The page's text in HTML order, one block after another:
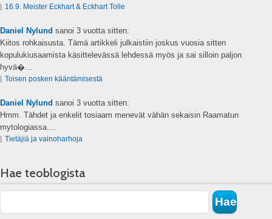
⌊ 16.9. Meister Eckhart & Eckhart Tolle
Daniel Nylund sanoi 3 vuotta sitten:
Kiitos rohkaisusta. Tämä artikkeli julkaistiin joskus vuosia sitten
kopulukiusaamista käsittelevässä lehdessä myös ja sai silloin paljon
hyvä�...
⌊ Toisen posken kääntämisestä
Daniel Nylund sanoi 3 vuotta sitten:
Hmm. Tähdet ja enkelit tosiaam menevät vähän sekaisin Raamatun
mytologiassa....
⌊ Tietäjiä ja vainoharhoja
Hae teoblogista